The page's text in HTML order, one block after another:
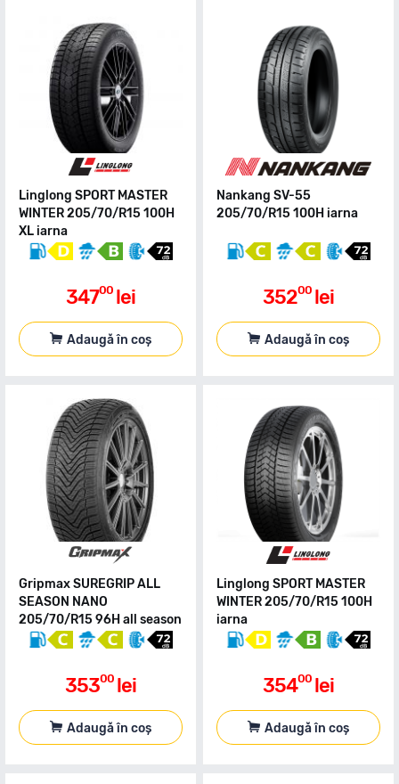
Linglong SPORT MASTER
WINTER 205/70/R15 100H
XL iarna
34700 lei
Adaugă în coș
Nankang SV-55
205/70/R15 100H iarna
35200 lei
Adaugă în coș
Gripmax SUREGRIP ALL
SEASON NANO
205/70/R15 96H all season
35300 lei
Adaugă în coș
Linglong SPORT MASTER
WINTER 205/70/R15 100H
iarna
35400 lei
Adaugă în coș